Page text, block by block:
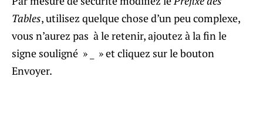
Tables, utilisez quelque chose d’un peu complexe,
vous n’aurez pas à le retenir, ajoutez à la fin le
signe souligné » _ » et cliquez sur le bouton
Envoyer.